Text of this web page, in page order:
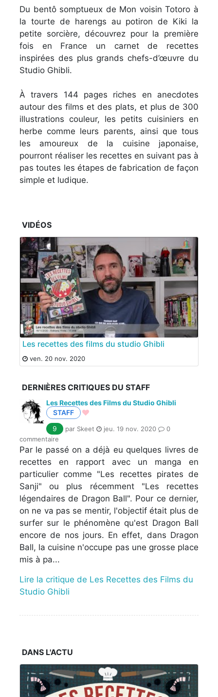
Du bentô somptueux de Mon voisin Totoro à
la tourte de harengs au potiron de Kiki la
petite sorcière, découvrez pour la première
fois en France un carnet de recettes
inspirées des plus grands chefs-d’œuvre du
Studio Ghibli.
À travers 144 pages riches en anecdotes
autour des films et des plats, et plus de 300
illustrations couleur, les petits cuisiniers en
herbe comme leurs parents, ainsi que tous
les amoureux de la cuisine japonaise,
pourront réaliser les recettes en suivant pas à
pas toutes les étapes de fabrication de façon
simple et ludique.
VIDÉOS
Les recettes des films du studio Ghibli
ven. 20 nov. 2020
DERNIÈRES CRITIQUES DU STAFF
Les Recettes des Films du Studio Ghibli
STAFF
9
par Skeet jeu. 19 nov. 2020
0
commentaire
Par le passé on a déjà eu quelques livres de
recettes en rapport avec un manga en
particulier comme "Les recettes pirates de
Sanji" ou plus récemment "Les recettes
légendaires de Dragon Ball". Pour ce dernier,
on ne va pas se mentir, l'objectif était plus de
surfer sur le phénomène qu'est Dragon Ball
encore de nos jours. En effet, dans Dragon
Ball, la cuisine n'occupe pas une grosse place
mis à pa...
Lire la critique de Les Recettes des Films du
Studio Ghibli
DANS L'ACTU